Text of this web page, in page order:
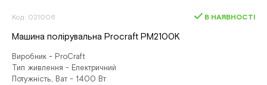
Код: 021006 В НАЯВНОСТІ
Машина полірувальна Procraft PM2100K
Виробник - ProCraft
Тип живлення - Електричний
Потужність, Ват - 1400 Вт